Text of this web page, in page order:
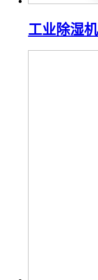
工业除湿